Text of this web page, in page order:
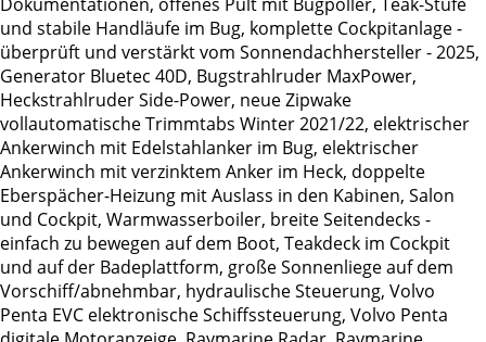
und stabile Handläufe im Bug, komplette Cockpitanlage -
überprüft und verstärkt vom Sonnendachhersteller - 2025,
Generator Bluetec 40D, Bugstrahlruder MaxPower,
Heckstrahlruder Side-Power, neue Zipwake
vollautomatische Trimmtabs Winter 2021/22, elektrischer
Ankerwinch mit Edelstahlanker im Bug, elektrischer
Ankerwinch mit verzinktem Anker im Heck, doppelte
Eberspächer-Heizung mit Auslass in den Kabinen, Salon
und Cockpit, Warmwasserboiler, breite Seitendecks -
einfach zu bewegen auf dem Boot, Teakdeck im Cockpit
und auf der Badeplattform, große Sonnenliege auf dem
Vorschiff/abnehmbar, hydraulische Steuerung, Volvo
Penta EVC elektronische Schiffssteuerung, Volvo Penta